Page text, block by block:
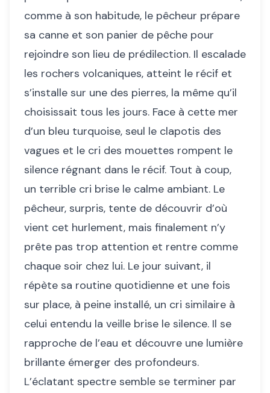
comme à son habitude, le pêcheur prépare
sa canne et son panier de pêche pour
rejoindre son lieu de prédilection. Il escalade
les rochers volcaniques, atteint le récif et
s’installe sur une des pierres, la même qu’il
choisissait tous les jours. Face à cette mer
d’un bleu turquoise, seul le clapotis des
vagues et le cri des mouettes rompent le
silence régnant dans le récif. Tout à coup,
un terrible cri brise le calme ambiant. Le
pêcheur, surpris, tente de découvrir d’où
vient cet hurlement, mais finalement n’y
prête pas trop attention et rentre comme
chaque soir chez lui. Le jour suivant, il
répète sa routine quotidienne et une fois
sur place, à peine installé, un cri similaire à
celui entendu la veille brise le silence. Il se
rapproche de l’eau et découvre une lumière
brillante émerger des profondeurs.
L’éclatant spectre semble se terminer par